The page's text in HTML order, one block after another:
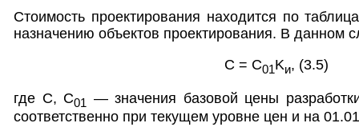
Стоимость проектирования находится по
назначению объектов проектирования. В данном
C = C01Kи, (3.5)
где С, С01
— значения базовой цены
соответственно при текущем уровне цен и на